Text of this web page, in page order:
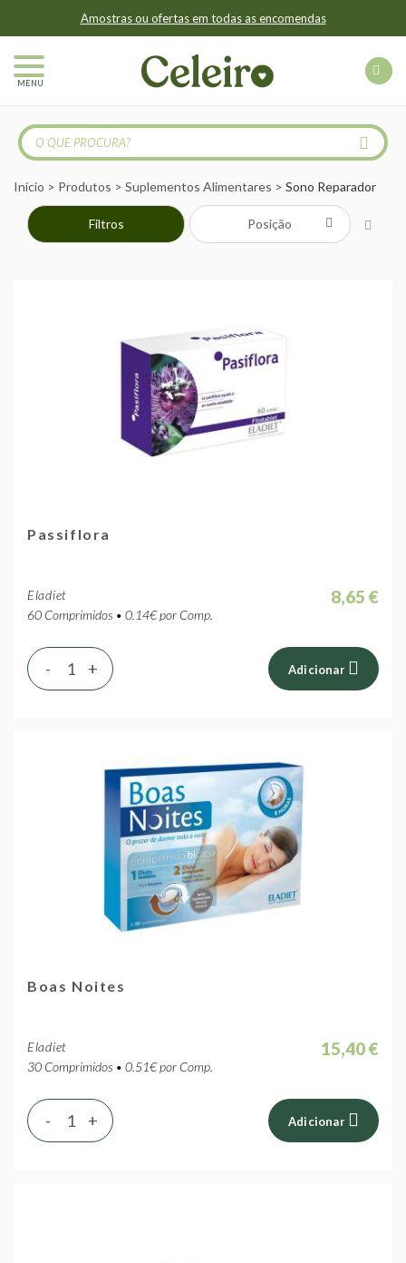
Amostras ou ofertas em todas as encomendas
MENU
Início Produtos Suplementos Alimentares Sono Reparador
Filtros
Passiflora
Eladiet
60 Comprimidos • 0.14€ por Comp.
8,65 €
+
- Adicionar
Boas Noites
Eladiet
30 Comprimidos • 0.51€ por Comp.
15,40 €
+
- Adicionar